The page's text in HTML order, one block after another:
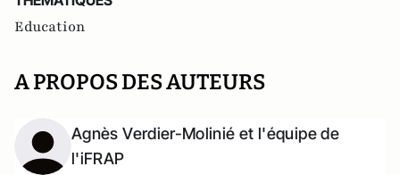
Education
A PROPOS DES AUTEURS
Agnès Verdier-Molinié et l'équipe de
l'iFRAP